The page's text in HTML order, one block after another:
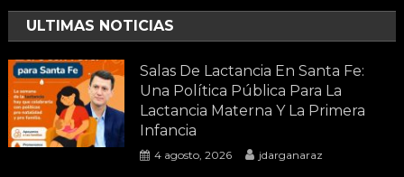
ULTIMAS NOTICIAS
Salas De Lactancia En Santa Fe:
Una Política Pública Para La
Lactancia Materna Y La Primera
Infancia
4 agosto, 2026 jdarganaraz